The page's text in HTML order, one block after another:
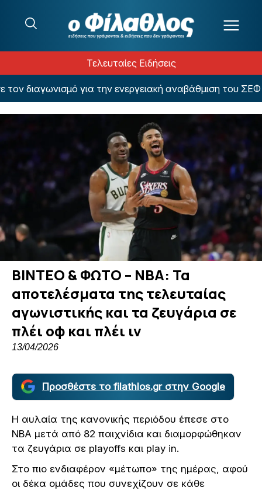
Τελευταίες Ειδήσεις
για την ενεργειακή αναβάθμιση του ΣΕΦ
ΒΙΝΤΕΟ & ΦΩΤΟ – ΝΒΑ: Τα
αποτελέσματα της τελευταίας
αγωνιστικής και τα ζευγάρια σε
πλέι οφ και πλέι ιν
13/04/2026
Προσθέστε το filathlos.gr στην Google
Η αυλαία της κανονικής περιόδου έπεσε στο
ΝΒΑ μετά από 82 παιχνίδια και διαμορφώθηκαν
τα ζευγάρια σε playoffs και play in.
Στο πιο ενδιαφέρον «μέτωπο» της ημέρας, αφού
οι δέκα ομάδες που συνεχίζουν σε κάθε